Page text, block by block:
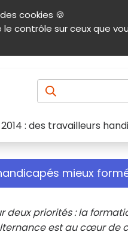
cookies 🍪
contrôle sur ceux que
Menu principal
Produits &
: des travailleurs
mieux
deux priorités : la
est au cœur de